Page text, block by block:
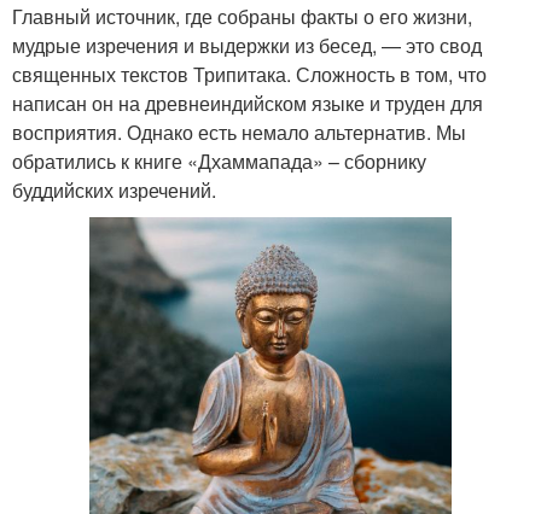
Главный источник, где собраны факты о его жизни,
мудрые изречения и выдержки из бесед, — это свод
священных текстов Трипитака. Сложность в том, что
написан он на древнеиндийском языке и труден для
восприятия. Однако есть немало альтернатив. Мы
обратились к книге «Дхаммапада» – сборнику
буддийских изречений.